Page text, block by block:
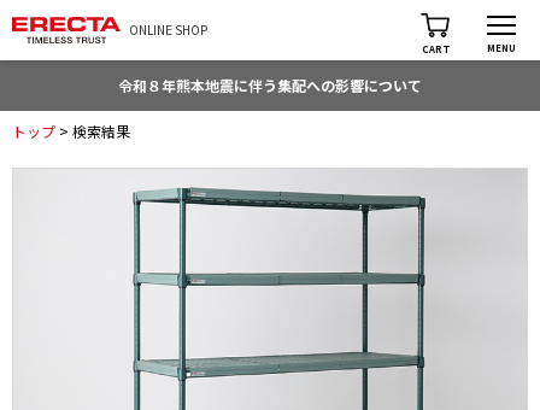
ONLINE SHOP
CART MENU
令和８年熊本地震に伴う集配への影響について
トップ > 検索結果